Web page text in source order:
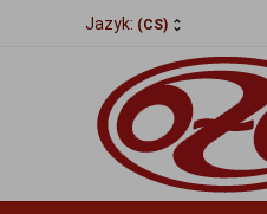
Jazyk: (CS)